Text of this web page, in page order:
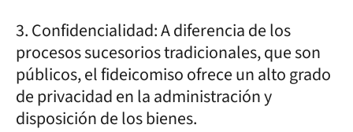
3. Confidencialidad: A diferencia de los
procesos sucesorios tradicionales, que son
públicos, el fideicomiso ofrece un alto grado
de privacidad en la administración y
disposición de los bienes.